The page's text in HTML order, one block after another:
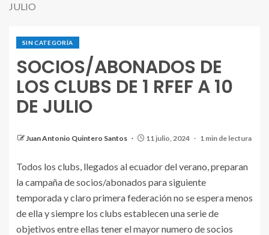
JULIO
SIN CATEGORÍA
SOCIOS/ABONADOS DE
LOS CLUBS DE 1 RFEF A 10
DE JULIO
Juan Antonio Quintero Santos 11 julio, 2024 1 min de lectura
Todos los clubs, llegados al ecuador del verano, preparan
la campaña de socios/abonados para siguiente
temporada y claro primera federación no se espera menos
de ella y siempre los clubs establecen una serie de
objetivos entre ellas tener el mayor numero de socios